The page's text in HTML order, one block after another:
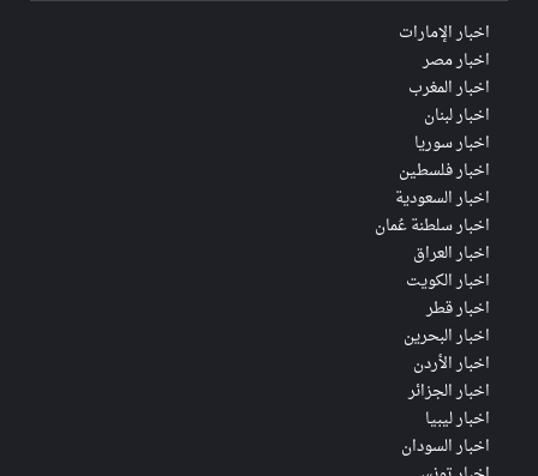
اخبار الإمارات
اخبار مصر
اخبار المغرب
اخبار لبنان
اخبار سوريا
اخبار فلسطين
اخبار السعودية
اخبار سلطنة عُمان
اخبار العراق
اخبار الكويت
اخبار قطر
اخبار البحرين
اخبار الأردن
اخبار الجزائر
اخبار ليبيا
اخبار السودان